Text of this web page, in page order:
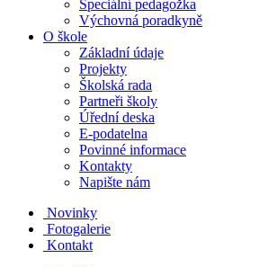
Speciální pedagožka
Výchovná poradkyně
O škole
Základní údaje
Projekty
Školská rada
Partneři školy
Úřední deska
E-podatelna
Povinné informace
Kontakty
Napište nám
Novinky
Fotogalerie
Kontakt